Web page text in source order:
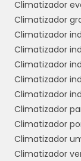
Essas
quem
para
COMO
Climatizador